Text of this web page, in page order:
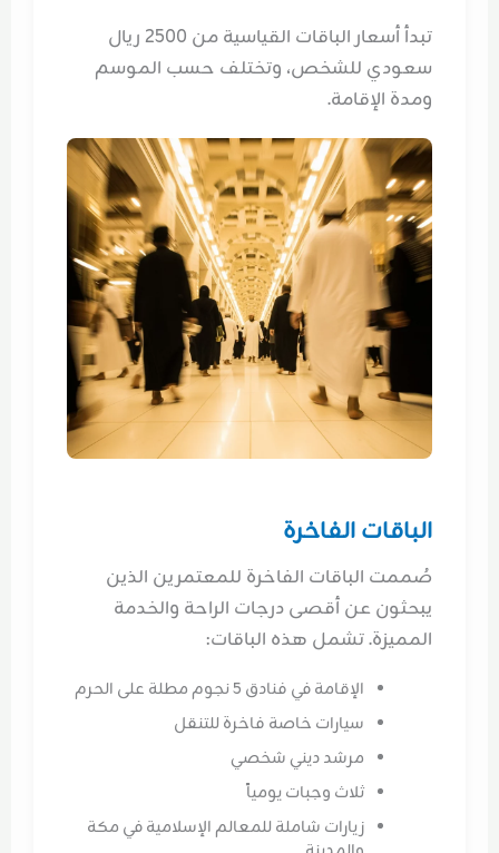
تبدأ أسعار الباقات القياسية من 2500 ريال
سعودي للشخص، وتختلف حسب الموسم
ومدة الإقامة.
الباقات الفاخرة
صُممت الباقات الفاخرة للمعتمرين الذين
يبحثون عن أقصى درجات الراحة والخدمة
المميزة. تشمل هذه الباقات:
الإقامة في فنادق 5 نجوم مطلة على الحرم
سيارات خاصة فاخرة للتنقل
مرشد ديني شخصي
ثلاث وجبات يومياً
زيارات شاملة للمعالم الإسلامية في مكة